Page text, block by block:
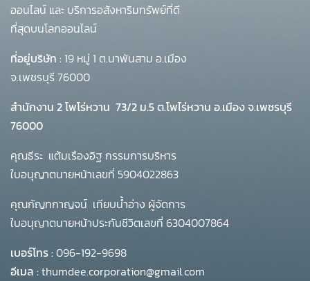
ออนไลน์ และ บริการอสังหาริมทรัพย์ที่ดี
ที่สุดบนโลกออนไลน์
ที่อยู่บริษัท : 19 หมู่ 1 ต.นาพันสาม อ.เมือง
จ.เพชรบุรี 76000
สำนักงาน 2 โพโร่หวาน 73/2 ม.5 ต.โพไร่หวาน อ.เมือง จ.เพชรบุรี
76000
คุณธีระ แต้มเรืองอิฐ กรรมการบริหาร
ใบอนุญาตนายหน้าเลขที่ 5904022863
คุณกัญทกาญจน์ เทียบน้ำอ่าง ผู้จัดการ
ใบอนุญาตนายหน้าประกันชีวิตเลขที่ 6304007864
เบอร์โทร :096-192-9698
อีเมล :thumdee.corporation@gmail.com